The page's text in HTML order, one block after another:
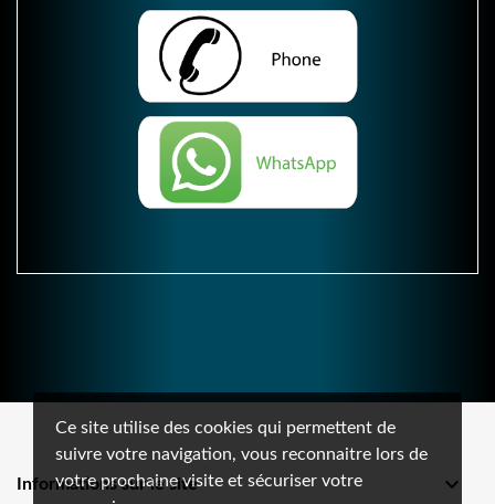
Ce site utilise des cookies qui permettent de
suivre votre navigation, vous reconnaitre lors de
votre prochaine visite et sécuriser votre
Informations sur le site 